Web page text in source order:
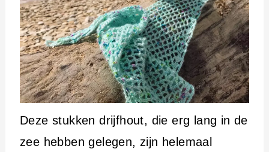
Deze stukken drijfhout, die erg lang in de
zee hebben gelegen, zijn helemaal